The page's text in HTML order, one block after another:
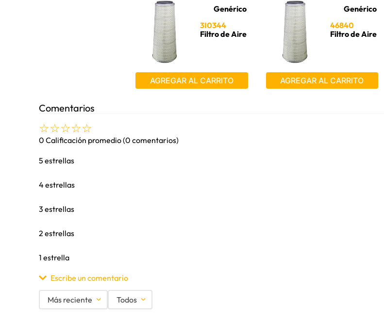
Genérico
3I0344
Filtro de Aire
AGREGAR AL CARRITO
Genérico
46840
Filtro de Aire
AGREGAR AL CARRITO
Comentarios
☆☆☆☆☆
0 Calificación promedio(0 comentarios)
5 estrellas
4 estrellas
3 estrellas
2 estrellas
1 estrella
Escribe un comentario
Más reciente Todos